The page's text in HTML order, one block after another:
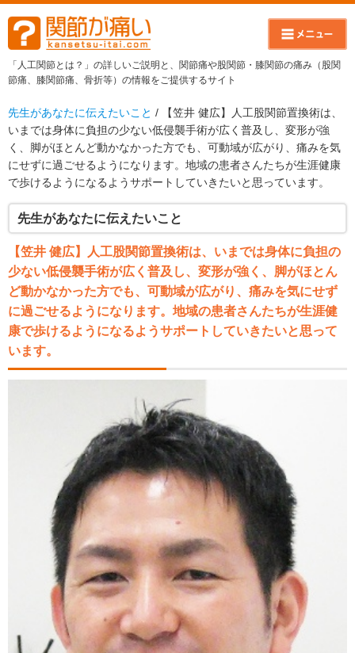
「人工関節とは？」の詳しいご説明と、関節痛や股関節・膝関節の痛み（股関
節痛、膝関節痛、骨折等）の情報をご提供するサイト
先生があなたに伝えたいこと / 【笠井 健広】人工股関節置換術は、
いまでは身体に負担の少ない低侵襲手術が広く普及し、変形が強
く、脚がほとんど動かなかった方でも、可動域が広がり、痛みを気
にせずに過ごせるようになります。地域の患者さんたちが生涯健康
で歩けるようになるようサポートしていきたいと思っています。
先生があなたに伝えたいこと
【笠井 健広】人工股関節置換術は、いまでは身体に負担の
少ない低侵襲手術が広く普及し、変形が強く、脚がほとん
ど動かなかった方でも、可動域が広がり、痛みを気にせず
に過ごせるようになります。地域の患者さんたちが生涯健
康で歩けるようになるようサポートしていきたいと思って
います。